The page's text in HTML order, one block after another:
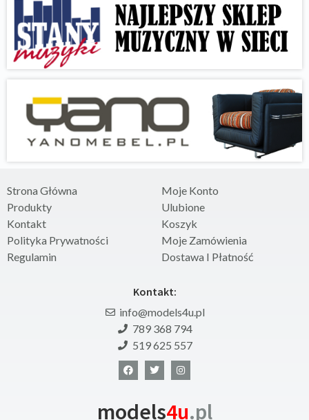
Strona Główna
Produkty
Kontakt
Polityka Prywatności
Regulamin
Moje Konto
Ulubione
Koszyk
Moje Zamówienia
Dostawa I Płatność
Kontakt:
info@models4u.pl
789 368 794
519 625 557
models4u.pl